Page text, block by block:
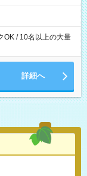
OK / 10名以上の大量
詳細へ